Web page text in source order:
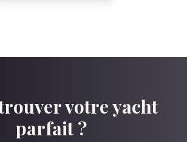
votre yacht
parfait ?